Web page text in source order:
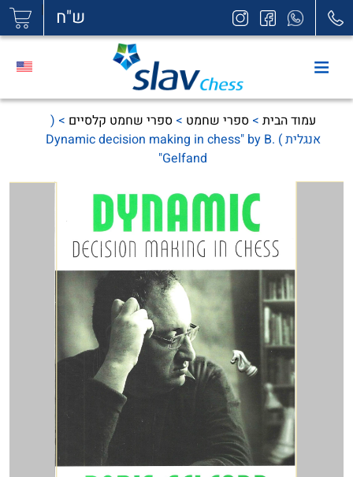
| ש"ח
עמוד הבית >ספרי שחמט >ספרי שחמט קלסיים > (
אנגלית ) Dynamic decision making in chess" by B.
Gelfand"